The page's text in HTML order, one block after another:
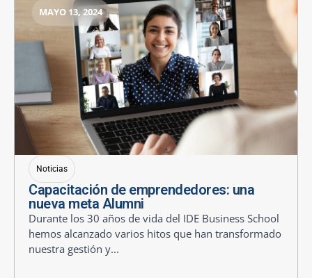
MAYO 13, 2024
Noticias
Capacitación de emprendedores: una
nueva meta Alumni
Durante los 30 años de vida del IDE Business School
hemos alcanzado varios hitos que han transformado
nuestra gestión y...